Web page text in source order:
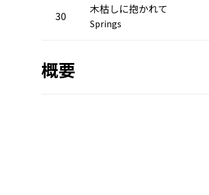
30 木枯しに抱かれて
Springs
概要